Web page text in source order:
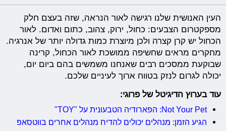
העין האנושית שלנו רגישה לאור הנראה, שזה בעצם חלק
מספקטרום הצבעים: כחול, ירוק, צהוב, כתום ואדום. לאור
הכחול יש קרן קצרה ולכן מיוצרת כמות גדולה יותר של אנרגיה.
מחקרים מראים שחשיפה ממושכת לאור הכחול, קרינה
שבוקעת ממסכים רבים שאנחנו משמשים בהם ביום יום,
יכולה לגרום לנזק בטווח ארוך לעיניים שלכם.
עוד בערוץ הדיגיטל של פרוגי:
Not Your Pet: הפארודיה הטבעונית על "TOY"
הגיע הזמן: מנהלים יכולים להדיח מנהלים אחרים בווטסאפ